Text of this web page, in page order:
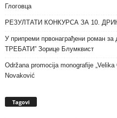
Глоговца
РЕЗУЛТАТИ КОНКУРСА ЗА 10.
У припреми првонаграђени роман
ТРЕБАТИ” Зорице Блумквист
Održana promocija monografije
Novaković
Tagovi